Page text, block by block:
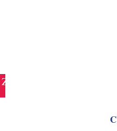
Zpět